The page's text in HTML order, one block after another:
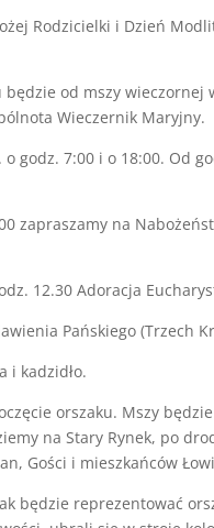
Rodzicielki i Dzień
od mszy wieczornej
Wieczernik Maryjny.
godz. 7:00 i o 18:00. Od
zapraszamy na
12.30 Adoracja
Pańskiego (Trzech
i kadzidło.
orszaku. Mszy
na Stary Rynek, po
Gości i mieszkańców
będzie reprezentować